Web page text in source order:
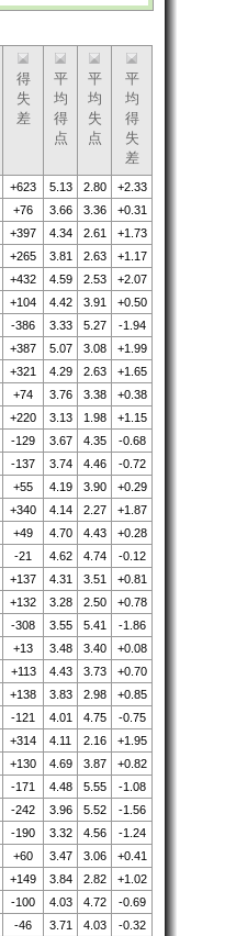
得
失
差
平
均
得
点
平
均
失
点
平
均
得
失
差
+623 5.13 2.80
+2.33
+76 3.66 3.36
+0.31
+397 4.34 2.61
+1.73
+265 3.81 2.63
+1.17
+432 4.59 2.53
+2.07
+104 4.42 3.91
+0.50
-386 3.33 5.27
-1.94
+387 5.07 3.08
+1.99
+321 4.29 2.63
+1.65
+74 3.76 3.38
+0.38
+220 3.13 1.98
+1.15
-129 3.67 4.35
-0.68
-137 3.74 4.46
-0.72
+55 4.19 3.90
+0.29
+340 4.14 2.27
+1.87
+49 4.70 4.43
+0.28
-21 4.62 4.74
-0.12
+137 4.31 3.51
+0.81
+132 3.28 2.50
+0.78
-308 3.55 5.41
-1.86
+13 3.48 3.40
+0.08
+113 4.43 3.73
+0.70
+138 3.83 2.98
+0.85
-121 4.01 4.75
-0.75
+314 4.11 2.16
+1.95
+130 4.69 3.87
+0.82
-171 4.48 5.55
-1.08
-242 3.96 5.52
-1.56
-190 3.32 4.56
-1.24
+60 3.47 3.06
+0.41
+149 3.84 2.82
+1.02
-100 4.03 4.72
-0.69
-46 3.71 4.03
-0.32